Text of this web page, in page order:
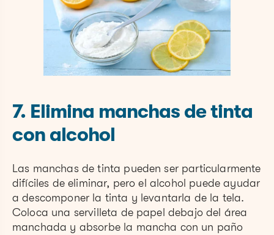
7. Elimina manchas de tinta
con alcohol
Las manchas de tinta pueden ser particularmente
difíciles de eliminar, pero el alcohol puede ayudar
a descomponer la tinta y levantarla de la tela.
Coloca una servilleta de papel debajo del área
manchada y absorbe la mancha con un paño